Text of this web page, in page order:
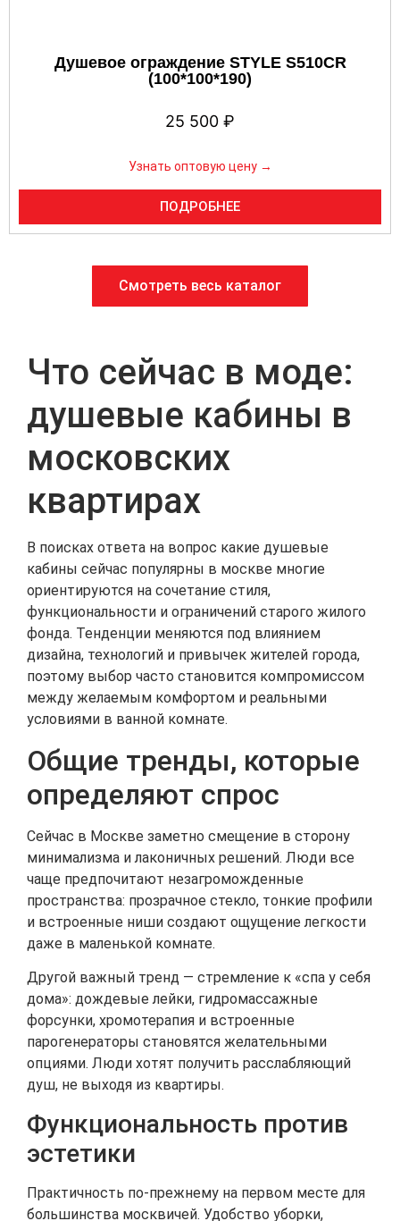
Душевое ограждение STYLE S510CR
(100*100*190)
25 500 ₽
Узнать оптовую цену →
ПОДРОБНЕЕ
Смотреть весь каталог
Что сейчас в моде:
душевые кабины в
московских
квартирах
В поисках ответа на вопрос какие душевые
кабины сейчас популярны в москве многие
ориентируются на сочетание стиля,
функциональности и ограничений старого жилого
фонда. Тенденции меняются под влиянием
дизайна, технологий и привычек жителей города,
поэтому выбор часто становится компромиссом
между желаемым комфортом и реальными
условиями в ванной комнате.
Общие тренды, которые
определяют спрос
Сейчас в Москве заметно смещение в сторону
минимализма и лаконичных решений. Люди все
чаще предпочитают незагроможденные
пространства: прозрачное стекло, тонкие профили
и встроенные ниши создают ощущение легкости
даже в маленькой комнате.
Другой важный тренд — стремление к «спа у себя
дома»: дождевые лейки, гидромассажные
форсунки, хромотерапия и встроенные
парогенераторы становятся желательными
опциями. Люди хотят получить расслабляющий
душ, не выходя из квартиры.
Функциональность против
эстетики
Практичность по-прежнему на первом месте для
большинства москвичей. Удобство уборки,